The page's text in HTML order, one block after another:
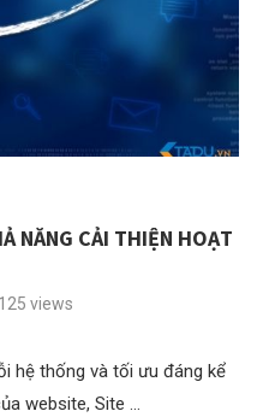
NĂNG CẢI THIỆN HOẠT
125 views
hệ thống và tối ưu đáng kể
website, Site …